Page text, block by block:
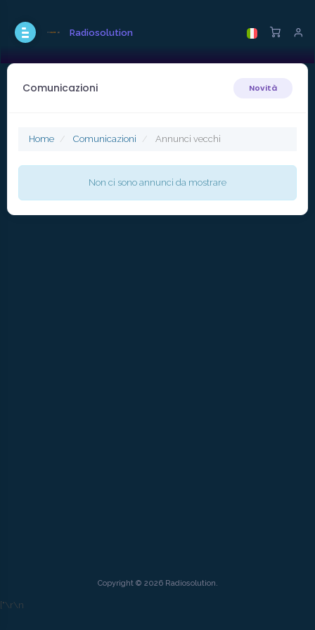
Radiosolution
Comunicazioni Novità
Home Comunicazioni Annunci vecchi
Non ci sono annunci da mostrare
Copyright © 2026 Radiosolution.
["\r\n